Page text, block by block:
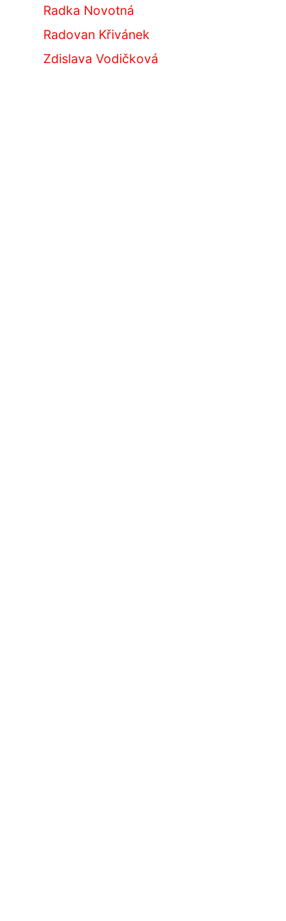
Radka Novotná
Radovan Křivánek
Zdislava Vodičková